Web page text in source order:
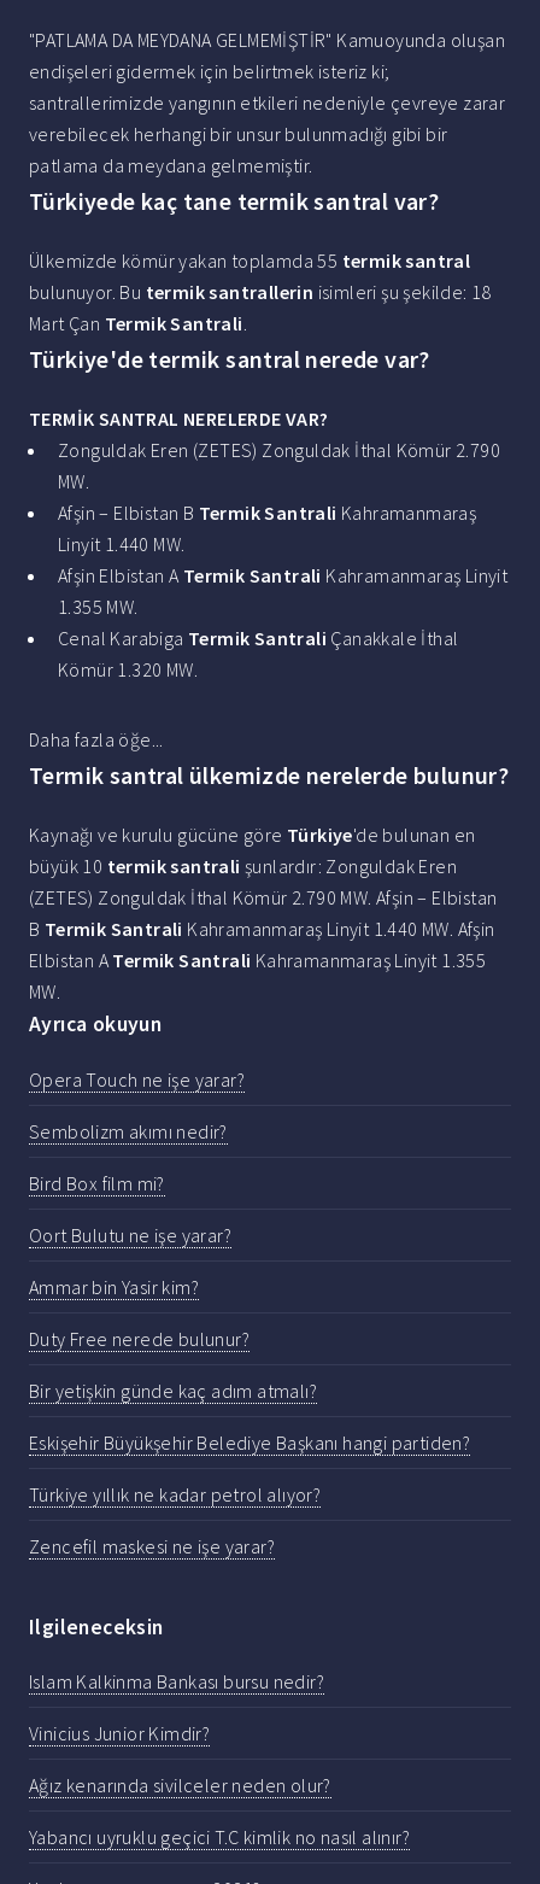
"PATLAMA DA MEYDANA GELMEMİŞTİR" Kamuoyunda oluşan
endişeleri gidermek için belirtmek isteriz ki;
santrallerimizde yangının etkileri nedeniyle çevreye zarar
verebilecek herhangi bir unsur bulunmadığı gibi bir
patlama da meydana gelmemiştir.
Türkiyede kaç tane termik santral var?
Ülkemizde kömür yakan toplamda 55 termik santral
bulunuyor. Bu termik santrallerin isimleri şu şekilde: 18
Mart Çan Termik Santrali.
Türkiye'de termik santral nerede var?
TERMİK SANTRAL NERELERDE VAR?
Zonguldak Eren (ZETES) Zonguldak İthal Kömür 2.790
MW.
Afşin – Elbistan B Termik Santrali Kahramanmaraş
Linyit 1.440 MW.
Afşin Elbistan A Termik Santrali Kahramanmaraş Linyit
1.355 MW.
Cenal Karabiga Termik Santrali Çanakkale İthal
Kömür 1.320 MW.
Daha fazla öğe...
Termik santral ülkemizde nerelerde bulunur?
Kaynağı ve kurulu gücüne göre Türkiye'de bulunan en
büyük 10 termik santrali şunlardır: Zonguldak Eren
(ZETES) Zonguldak İthal Kömür 2.790 MW. Afşin – Elbistan
B Termik Santrali Kahramanmaraş Linyit 1.440 MW. Afşin
Elbistan ATermik Santrali Kahramanmaraş Linyit 1.355
MW.
Ayrıca okuyun
Opera Touch ne işe yarar?
Sembolizm akımı nedir?
Bird Box film mi?
Oort Bulutu ne işe yarar?
Ammar bin Yasir kim?
Duty Free nerede bulunur?
Bir yetişkin günde kaç adım atmalı?
Eskişehir Büyükşehir Belediye Başkanı hangi partiden?
Türkiye yıllık ne kadar petrol alıyor?
Zencefil maskesi ne işe yarar?
Ilgileneceksin
Islam Kalkinma Bankası bursu nedir?
Vinicius Junior Kimdir?
Ağız kenarında sivilceler neden olur?
Yabancı uyruklu geçici T.C kimlik no nasıl alınır?